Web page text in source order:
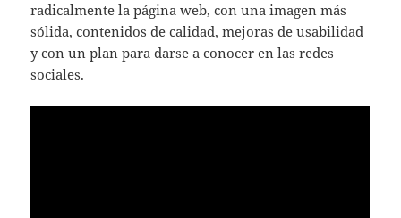
radicalmente la página web, con una imagen más
sólida, contenidos de calidad, mejoras de usabilidad
y con un plan para darse a conocer en las redes
sociales.